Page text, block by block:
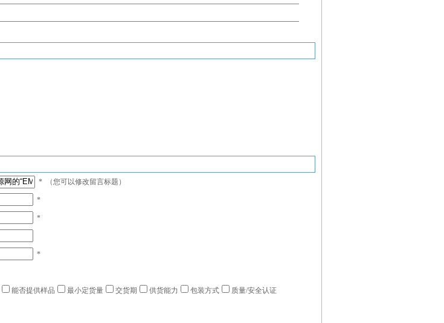
* （您可以修改留言标题）
*
*
*
能否提供样品 最小定货量 交货期 供货能力 包装方式 质量/安全认证